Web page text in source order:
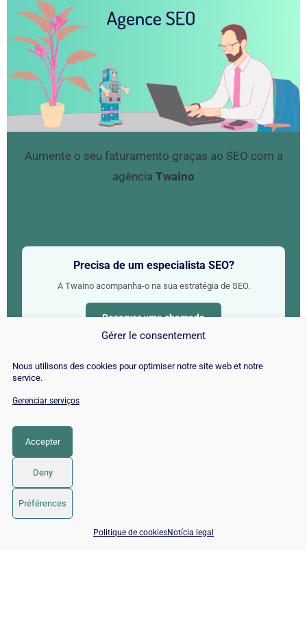
Gérer le consentement
Nous utilisons des cookies pour optimiser notre site web et notre
service.
Gerenciar serviços
Accepter
Deny
Préférences
Politique de cookiesNotícia legal
Aumente o seu faturamento graças ao SEO com a
agência Twaino
Precisa de um especialista SEO?
A Twaino acompanha-o na sua estratégia de SEO.
Reservar uma chamada
Auditoria SEO
📅 Agendar 15 min com um especialista SEO / GEO